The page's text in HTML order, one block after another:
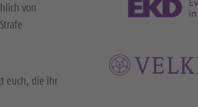
von
euch, die ihr